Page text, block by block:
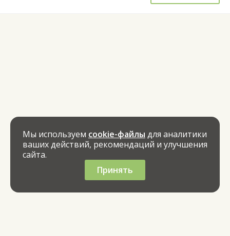
Мы используем cookie-файлы для аналитики
ваших действий, рекомендаций и улучшения
сайта.
Принять